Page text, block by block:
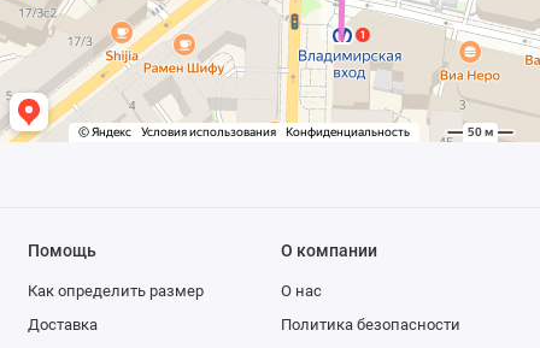
Помощь
Как определить размер
Доставка
О компании
О нас
Политика безопасности